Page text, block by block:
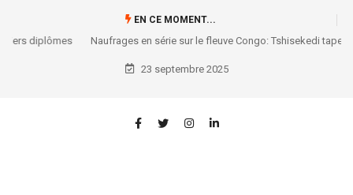
EN CE MOMENT...
Naufrages en série sur le fleuve Congo: Tshisekedi tape du poing sur la
table !
23 septembre 2025